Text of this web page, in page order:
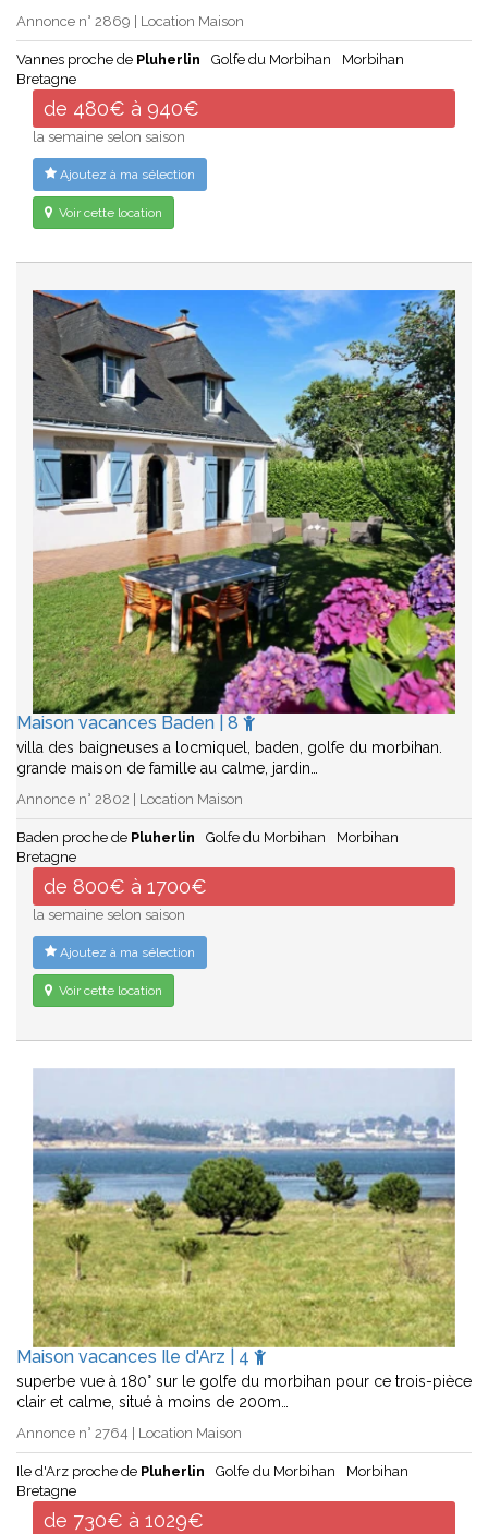
Annonce n° 2869 | Location Maison
Vannes proche de Pluherlin Golfe du Morbihan
Morbihan
Bretagne
de 480€ à 940€
la semaine selon saison
Ajoutez à ma sélection
Voir cette location
Maison vacances Baden | 8
villa des baigneuses a locmiquel, baden, golfe du morbihan.
grande maison de famille au calme, jardin…
Annonce n° 2802 | Location Maison
Baden proche de Pluherlin Golfe du Morbihan
Morbihan
Bretagne
de 800€ à 1700€
la semaine selon saison
Ajoutez à ma sélection
Voir cette location
Maison vacances Ile d'Arz | 4
superbe vue à 180° sur le golfe du morbihan pour ce trois-pièce
clair et calme, situé à moins de 200m…
Annonce n° 2764 | Location Maison
Ile d'Arz proche de Pluherlin Golfe du Morbihan
Morbihan
Bretagne
de 730€ à 1029€